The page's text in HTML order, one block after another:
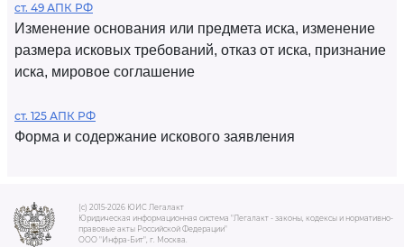
ст. 49 АПК РФ
Изменение основания или предмета иска, изменение
размера исковых требований, отказ от иска, признание
иска, мировое соглашение
ст. 125 АПК РФ
Форма и содержание искового заявления
(c) 2015-2026 ЮИС Легалакт
Юридическая информационная система "Легалакт - законы, кодексы и нормативно-
правовые акты Российской Федерации"
ООО "Инфра-Бит", г. Москва.